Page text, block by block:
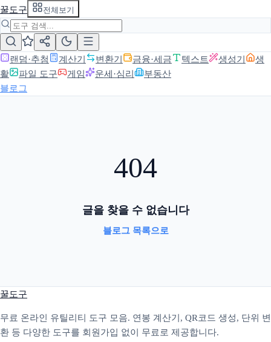
꿀도구 전체보기
랜덤·추첨 계산기 변환기 금융·세금 텍스트 생성기
생
활
파일 도구 게임 운세·심리
부동산
블로그
404
글을 찾을 수 없습니다
블로그 목록으로
꿀도구
무료 온라인 유틸리티 도구 모음. 연봉 계산기, QR코드 생성, 단위 변
환 등 다양한 도구를 회원가입 없이 무료로 제공합니다.